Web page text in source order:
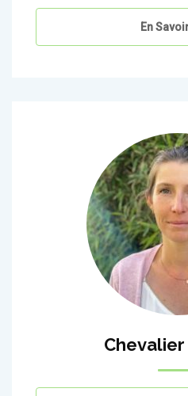
En
Chevalier